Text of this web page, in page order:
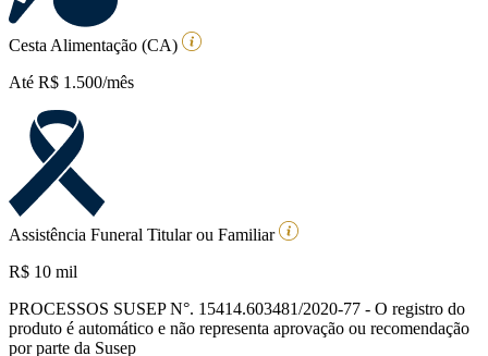
Cesta Alimentação (CA)
Até R$ 1.500/mês
Assistência Funeral Titular ou Familiar
R$ 10 mil
PROCESSOS SUSEP N°. 15414.603481/2020-77 - O registro do
produto é automático e não representa aprovação ou recomendação
por parte da Susep